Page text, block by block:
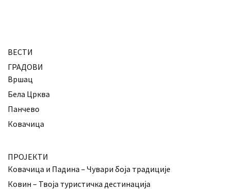
ВЕСТИ
ГРАДОВИ
Вршац
Бела Црква
Панчево
Ковачица
ПРОЈЕКТИ
Ковачица и Падина – Чувари боја традиције
Ковин – Твоја туристичка дестинација